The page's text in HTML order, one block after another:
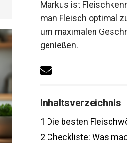
Markus ist
man Fleisch optimal
um maximalen
genießen.
Inhaltsverzeichnis
1 Die besten
2 Checkliste: Was